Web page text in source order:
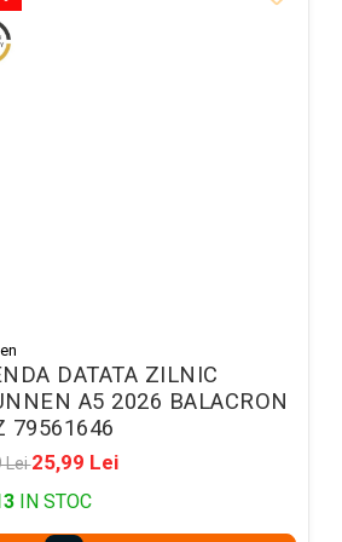
DATATA ZILNIC
A5 2026 BALACRON
79561646
Lei25,99 Lei
IN STOC